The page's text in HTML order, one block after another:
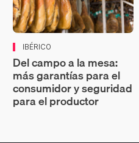
IBÉRICO
Del campo a la mesa:
más garantías para el
consumidor y seguridad
para el productor